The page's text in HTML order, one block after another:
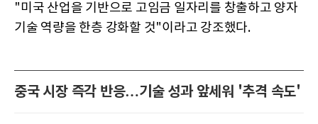
"미국 산업을 기반으로 고임금 일자리를 창출하고 양자
기술 역량을 한층 강화할 것"이라고 강조했다.
중국 시장 즉각 반응…기술 성과 앞세워 '추격 속도'